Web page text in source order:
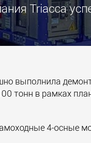
Triacca
выполнила
тонн в рамках
4-осные